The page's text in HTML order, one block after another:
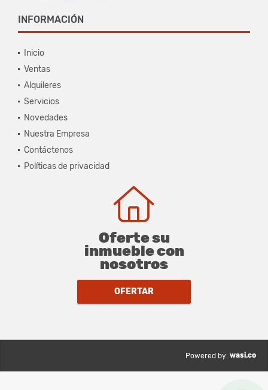
INFORMACIÓN
Inicio
Ventas
Alquileres
Servicios
Novedades
Nuestra Empresa
Contáctenos
Políticas de privacidad
Oferte su
inmueble con
nosotros
OFERTAR
Powered by: wasi.co